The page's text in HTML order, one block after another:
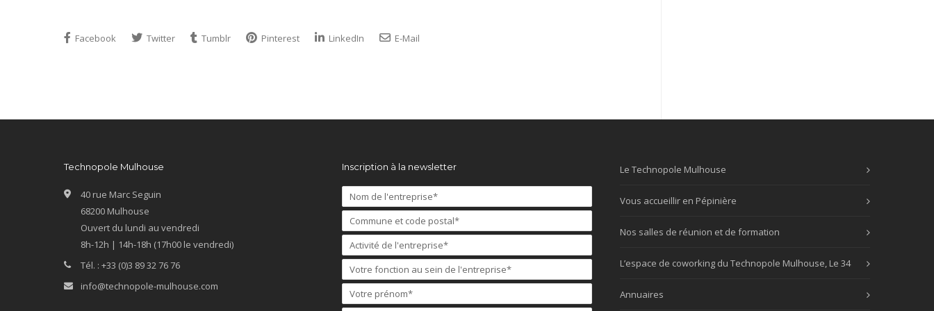
Facebook Twitter Tumblr Pinterest LinkedIn E-Mail
Technopole Mulhouse
40 rue Marc Seguin
68200 Mulhouse
Ouvert du lundi au vendredi
8h-12h | 14h-18h (17h00 le vendredi)
Tél. : +33 (0)3 89 32 76 76
info@technopole-mulhouse.com
Inscription à la newsletter Le Technopole Mulhouse
Vous accueillir en Pépinière
Nos salles de réunion et de formation
L’espace de coworking du Technopole Mulhouse, Le 34
Annuaires